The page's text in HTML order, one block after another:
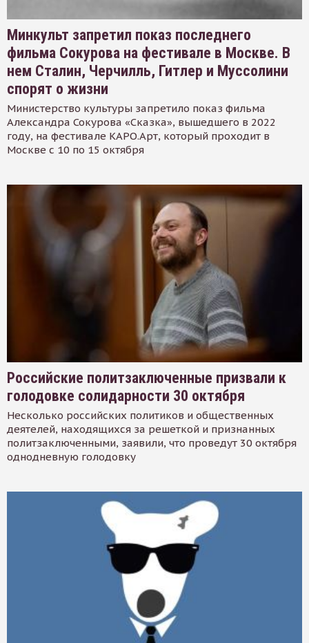
Минкульт запретил показ последнего
фильма Сокурова на фестивале в Москве. В
нем Сталин, Черчилль, Гитлер и Муссолини
спорят о жизни
Министерство культуры запретило показ фильма
Александра Сокурова «Сказка», вышедшего в 2022
году, на фестивале КАРО.Арт, который проходит в
Москве с 10 по 15 октября
Российские политзаключенные призвали к
голодовке солидарности 30 октября
Несколько российских политиков и общественных
деятелей, находящихся за решеткой и признанных
политзаключенными, заявили, что проведут 30 октября
однодневную голодовку